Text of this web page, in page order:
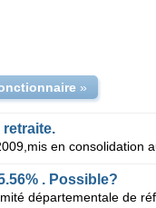
»
. Possible?